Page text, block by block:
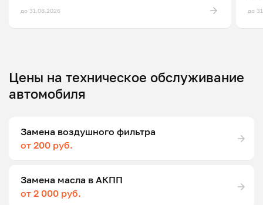
до 31.08.2026 до
Цены на техническое обслуживание
автомобиля
Замена воздушного фильтра
от 200 руб.
Замена масла в АКПП
от 2 000 руб.